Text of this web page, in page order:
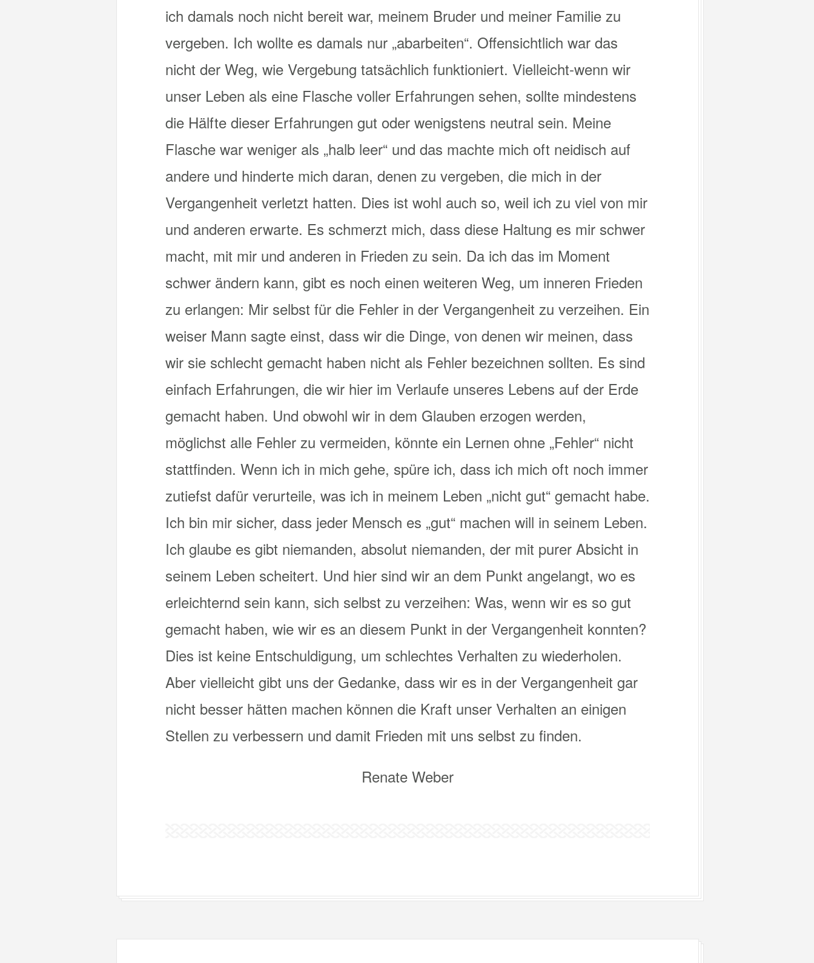
ich damals noch nicht bereit war, meinem Bruder und meiner Familie zu
vergeben. Ich wollte es damals nur „abarbeiten“. Offensichtlich war das
nicht der Weg, wie Vergebung tatsächlich funktioniert. Vielleicht-wenn wir
unser Leben als eine Flasche voller Erfahrungen sehen, sollte mindestens
die Hälfte dieser Erfahrungen gut oder wenigstens neutral sein. Meine
Flasche war weniger als „halb leer“ und das machte mich oft neidisch auf
andere und hinderte mich daran, denen zu vergeben, die mich in der
Vergangenheit verletzt hatten. Dies ist wohl auch so, weil ich zu viel von mir
und anderen erwarte. Es schmerzt mich, dass diese Haltung es mir schwer
macht, mit mir und anderen in Frieden zu sein. Da ich das im Moment
schwer ändern kann, gibt es noch einen weiteren Weg, um inneren Frieden
zu erlangen: Mir selbst für die Fehler in der Vergangenheit zu verzeihen. Ein
weiser Mann sagte einst, dass wir die Dinge, von denen wir meinen, dass
wir sie schlecht gemacht haben nicht als Fehler bezeichnen sollten. Es sind
einfach Erfahrungen, die wir hier im Verlaufe unseres Lebens auf der Erde
gemacht haben. Und obwohl wir in dem Glauben erzogen werden,
möglichst alle Fehler zu vermeiden, könnte ein Lernen ohne „Fehler“ nicht
stattfinden. Wenn ich in mich gehe, spüre ich, dass ich mich oft noch immer
zutiefst dafür verurteile, was ich in meinem Leben „nicht gut“ gemacht habe.
Ich bin mir sicher, dass jeder Mensch es „gut“ machen will in seinem Leben.
Ich glaube es gibt niemanden, absolut niemanden, der mit purer Absicht in
seinem Leben scheitert. Und hier sind wir an dem Punkt angelangt, wo es
erleichternd sein kann, sich selbst zu verzeihen: Was, wenn wir es so gut
gemacht haben, wie wir es an diesem Punkt in der Vergangenheit konnten?
Dies ist keine Entschuldigung, um schlechtes Verhalten zu wiederholen.
Aber vielleicht gibt uns der Gedanke, dass wir es in der Vergangenheit gar
nicht besser hätten machen können die Kraft unser Verhalten an einigen
Stellen zu verbessern und damit Frieden mit uns selbst zu finden.
Renate Weber